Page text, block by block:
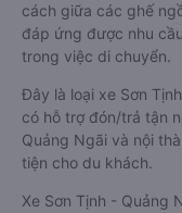
cách giữa các ghế
đáp ứng được nhu
trong việc di chuyển.
Đây là loại xe Sơn
có hỗ trợ đón/trả tận
Quảng Ngãi và nội
tiện cho du khách.
Xe Sơn Tịnh - Quảng